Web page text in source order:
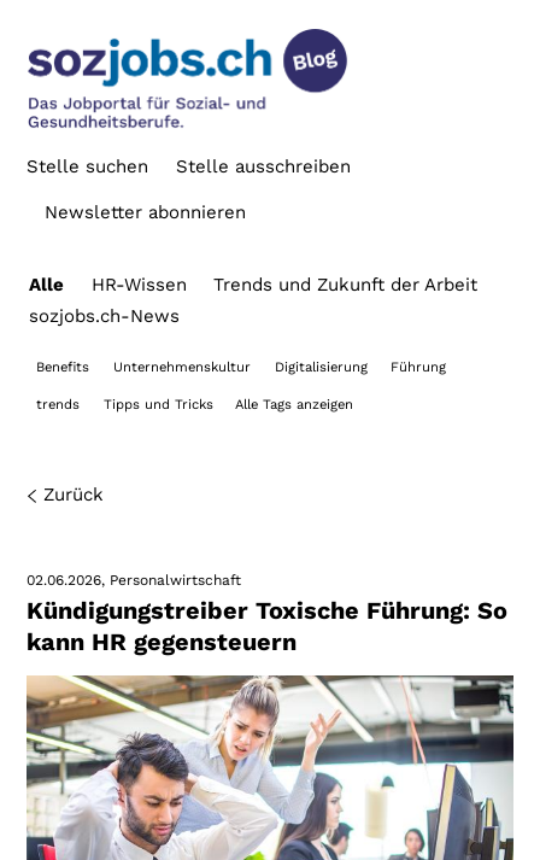
Stelle ausschreiben
Stelle suchen
Newsletter abonnieren
Alle HR-Wissen
Trends und Zukunft der Arbeit
sozjobs.ch-News
Benefits Unternehmenskultur Digitalisierung Führung
trends Tipps und Tricks Alle Tags anzeigen
Zurück
02.06.2026 Personalwirtschaft
Kündigungstreiber Toxische Führung: So
kann HR gegensteuern